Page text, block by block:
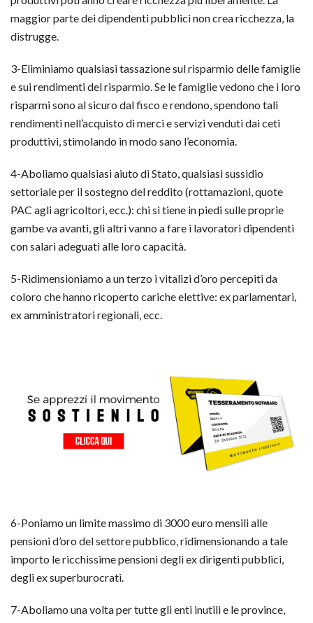
maggior parte dei dipendenti pubblici non crea ricchezza, la
distrugge.
3-Eliminiamo qualsiasi tassazione sul risparmio delle famiglie
e sui rendimenti del risparmio. Se le famiglie vedono che i loro
risparmi sono al sicuro dal fisco e rendono, spendono tali
rendimenti nell’acquisto di merci e servizi venduti dai ceti
produttivi, stimolando in modo sano l’economia.
4-Aboliamo qualsiasi aiuto di Stato, qualsiasi sussidio
settoriale per il sostegno del reddito (rottamazioni, quote
PAC agli agricoltori, ecc.): chi si tiene in piedi sulle proprie
gambe va avanti, gli altri vanno a fare i lavoratori dipendenti
con salari adeguati alle loro capacità.
5-Ridimensioniamo a un terzo i vitalizi d’oro percepiti da
coloro che hanno ricoperto cariche elettive: ex parlamentari,
ex amministratori regionali, ecc.
6-Poniamo un limite massimo di 3000 euro mensili alle
pensioni d’oro del settore pubblico, ridimensionando a tale
importo le ricchissime pensioni degli ex dirigenti pubblici,
degli ex superburocrati.
7-Aboliamo una volta per tutte gli enti inutili e le province,